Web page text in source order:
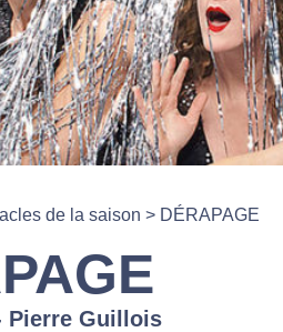
de la saison > DÉRAPAGE
Pierre Guillois